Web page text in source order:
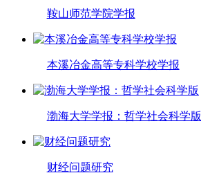
鞍山师范学院学报
本溪冶金高等专科学校学报
渤海大学学报：哲学社会科学版
财经问题研究